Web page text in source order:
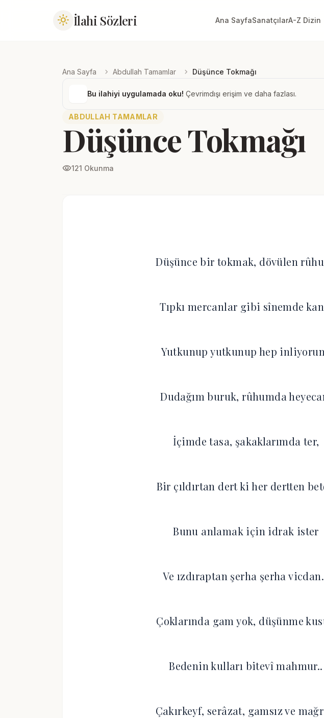
light_mode İlahi Sözleri Ana SayfaSanatçılarA-Z Dizin
Ana Sayfa chevron_right Abdullah Tamamlar chevron_right Düşünce Tokmağı
Bu ilahiyi uygulamada oku! Çevrimdışı erişim ve daha fazlası.
ABDULLAH TAMAMLAR
Düşünce Tokmağı
visibility121 Okunma
Düşünce bir tokmak, dövülen
Tıpkı mercanlar gibi sînemde
Yutkunup yutkunup hep
Dudağım buruk, rûhumda
İçimde tasa, şakaklarımda ter,
Bir çıldırtan dert ki her dertten
Bunu anlamak için idrak ister
Ve ızdıraptan şerha şerha
Çoklarında gam yok, düşünme
Bedenin kulları bitevî mahmur..
Çakırkeyf, serâzat, gamsız ve